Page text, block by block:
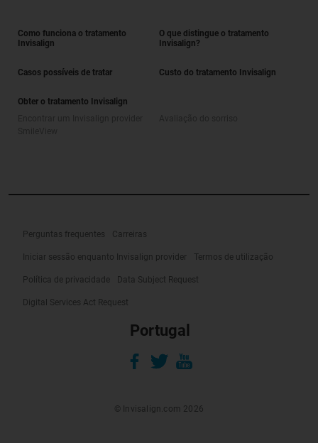
Como funciona o tratamento
Invisalign
O que distingue o tratamento
Invisalign?
Casos possíveis de tratar Custo do tratamento Invisalign
Obter o tratamento Invisalign
Perguntas frequentes Carreiras
Iniciar sessão enquanto Invisalign provider Termos de utilização
Política de privacidade Data Subject Request
Digital Services Act Request
Portugal
© Invisalign.com 2026